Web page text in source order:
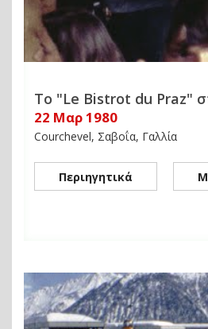
Το "Le Bistrot du Praz"
22 Μαρ 1980
Courchevel, Σαβοΐα, Γαλλία
Περιηγητικά